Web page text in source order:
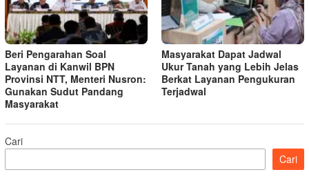
Beri Pengarahan Soal
Layanan di Kanwil BPN
Provinsi NTT, Menteri Nusron:
Gunakan Sudut Pandang
Masyarakat
Masyarakat Dapat Jadwal
Ukur Tanah yang Lebih Jelas
Berkat Layanan Pengukuran
Terjadwal
Cari
Cari